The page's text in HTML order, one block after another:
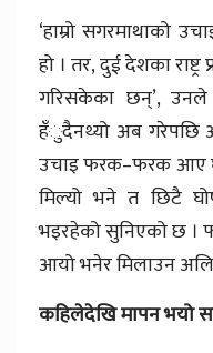
‘हाम्रो सगरमाथाको
हो । तर, दुई देशका
गरिसकेका छन्’,
हँुदैनथ्यो अब गरेपछि
उचाइ फरक–फरक आए
मिल्यो भने त छिटै
भइरहेको सुनिएको छ
आयो भनेर मिलाउन
कहिलेदेखि मापन भयो